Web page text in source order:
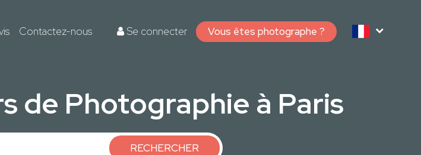
Contactez-nous Se connecter Vous êtes photographe ?
de Photographie à Paris
RECHERCHER